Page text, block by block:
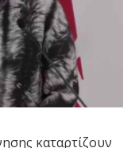
καταρτίζουν